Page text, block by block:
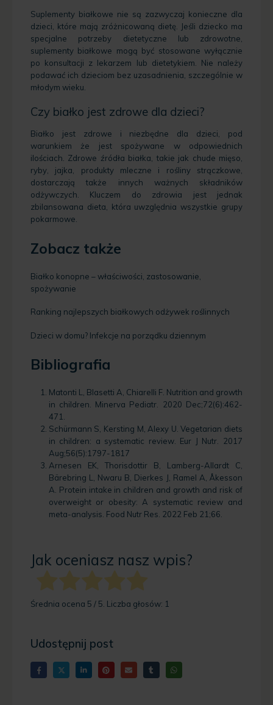
Suplementy białkowe nie są zazwyczaj konieczne dla
dzieci, które mają zróżnicowaną dietę. Jeśli dziecko ma
specjalne potrzeby dietetyczne lub zdrowotne,
suplementy białkowe mogą być stosowane wyłącznie
po konsultacji z lekarzem lub dietetykiem. Nie należy
podawać ich dzieciom bez uzasadnienia, szczególnie w
młodym wieku.
Czy białko jest zdrowe dla dzieci?
Białko jest zdrowe i niezbędne dla dzieci, pod
warunkiem że jest spożywane w odpowiednich
ilościach. Zdrowe źródła białka, takie jak chude mięso,
ryby, jajka, produkty mleczne i rośliny strączkowe,
dostarczają także innych ważnych składników
odżywczych. Kluczem do zdrowia jest jednak
zbilansowana dieta, która uwzględnia wszystkie grupy
pokarmowe.
Zobacz także
Białko konopne – właściwości, zastosowanie,
spożywanie
Ranking najlepszych białkowych odżywek roślinnych
Dzieci w domu? Infekcje na porządku dziennym
Bibliografia
Matonti L, Blasetti A, Chiarelli F. Nutrition and growth
in children. Minerva Pediatr. 2020 Dec;72(6):462-
471.
Schürmann S, Kersting M, Alexy U. Vegetarian diets
in children: a systematic review. Eur J Nutr. 2017
Aug;56(5):1797-1817
Arnesen EK, Thorisdottir B, Lamberg-Allardt C,
Bärebring L, Nwaru B, Dierkes J, Ramel A, Åkesson
A. Protein intake in children and growth and risk of
overweight or obesity: A systematic review and
meta-analysis. Food Nutr Res. 2022 Feb 21;66.
Jak oceniasz nasz wpis?
Średnia ocena 5 / 5. Liczba głosów: 1
Udostępnij post